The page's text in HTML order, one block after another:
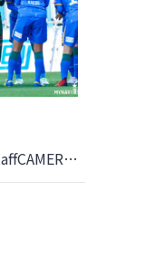
＜YouTube 更新＞【StaffCAMERA | 試合の裏側をお届け】マイナビ仙台レディース×三菱重工浦和レッズレディース | 2021-22 YogiboWEリーグ 第9節 をアップしました